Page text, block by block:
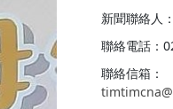
新聞聯絡人
聯絡電話：
聯絡信箱：